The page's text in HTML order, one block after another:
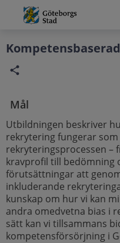
Grade
Portal
Mål
Utbildningen beskriver
rekrytering fungerar
rekryteringsprocessen –
kravprofil till bedömning
förutsättningar att
inkluderande
kunskap om hur vi kan
andra omedvetna bias i
sätt kan vi tillsammans
kompetensförsörjning i